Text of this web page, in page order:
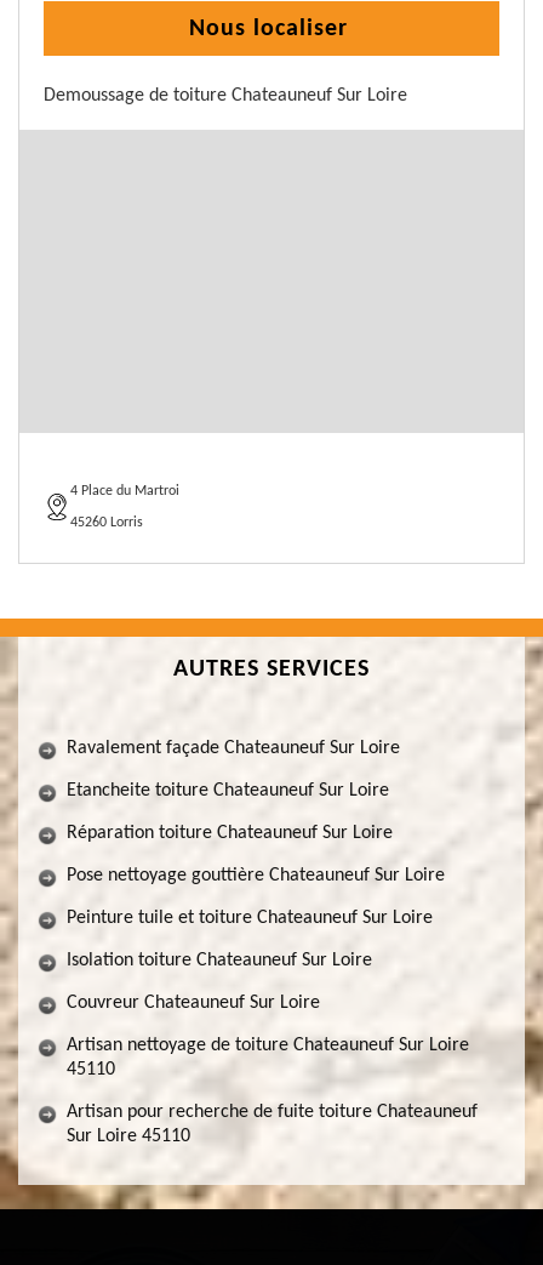
Nous localiser
Demoussage de toiture Chateauneuf Sur Loire
4 Place du Martroi
45260 Lorris
AUTRES SERVICES
Ravalement façade Chateauneuf Sur Loire
Etancheite toiture Chateauneuf Sur Loire
Réparation toiture Chateauneuf Sur Loire
Pose nettoyage gouttière Chateauneuf Sur Loire
Peinture tuile et toiture Chateauneuf Sur Loire
Isolation toiture Chateauneuf Sur Loire
Couvreur Chateauneuf Sur Loire
Artisan nettoyage de toiture Chateauneuf Sur Loire
45110
Artisan pour recherche de fuite toiture Chateauneuf
Sur Loire 45110